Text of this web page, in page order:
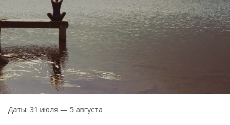
Даты: 31 июля — 5 августа